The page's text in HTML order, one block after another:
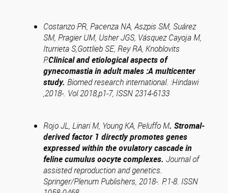
Costanzo PR, Pacenza NA, Aszpis SM, Suárez
SM, Pragier UM, Usher JGS, Vásquez Cayoja M,
Iturrieta S,Gottlieb SE, Rey RA, Knoblovits
P.Clinical and etiological aspects of
gynecomastia in adult males :A multicenter
study. Biomed research international. :Hindawi
,2018-. Vol 2018,p1-7, ISSN 2314-6133
Rojo JL, Linari M, Young KA, Peluffo M. Stromal-
derived factor 1 directly promotes genes
expressed within the ovulatory cascade in
feline cumulus oocyte complexes. Journal of
assisted reproduction and genetics.
Springer/Plenum Publishers, 2018-. P.1-8. ISSN